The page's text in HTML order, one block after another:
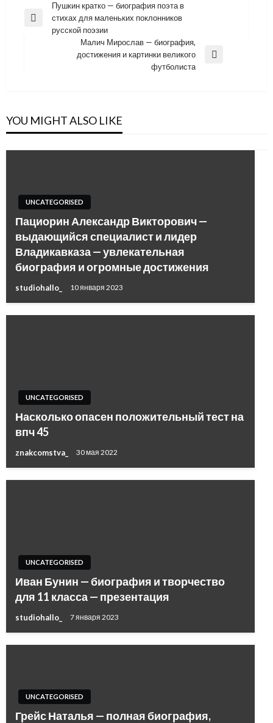
Навигация
по
Previous
Пушкин кратко — биография поэта в
стихах для маленьких поклонников
русской поэзии
Малич Мирослав — биография,
достижения и картинки великого
футболиста
YOU MIGHT ALSO LIKE
UNCATEGORISED
Пациорин Александр Викторович —
выдающийся специалист и лидер
Владикавказа — увлекательная
биография и огромные достижения
studiohallo_ 10 января 2023
UNCATEGORISED
Насколько опасен положительный тест на
впч 45
znakcomstva_ 30 мая 2022
UNCATEGORISED
Иван Бунин — биография и творчество
для 11 класса — презентация
studiohallo_ 7 января 2023
UNCATEGORISED
Грейс Наталья — полная биография,